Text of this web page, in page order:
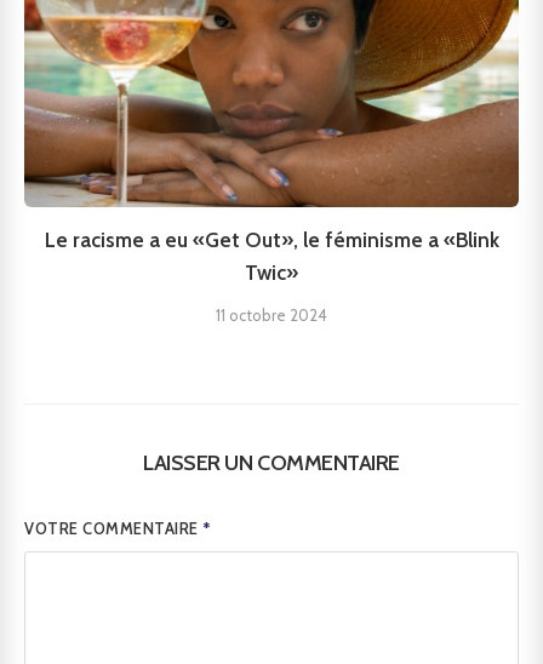
Le racisme a eu «Get Out», le féminisme a «Blink
Twic»
11 octobre 2024
LAISSER UN COMMENTAIRE
VOTRE COMMENTAIRE*